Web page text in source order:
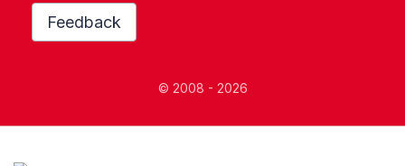
Feedback
© 2008 - 2026